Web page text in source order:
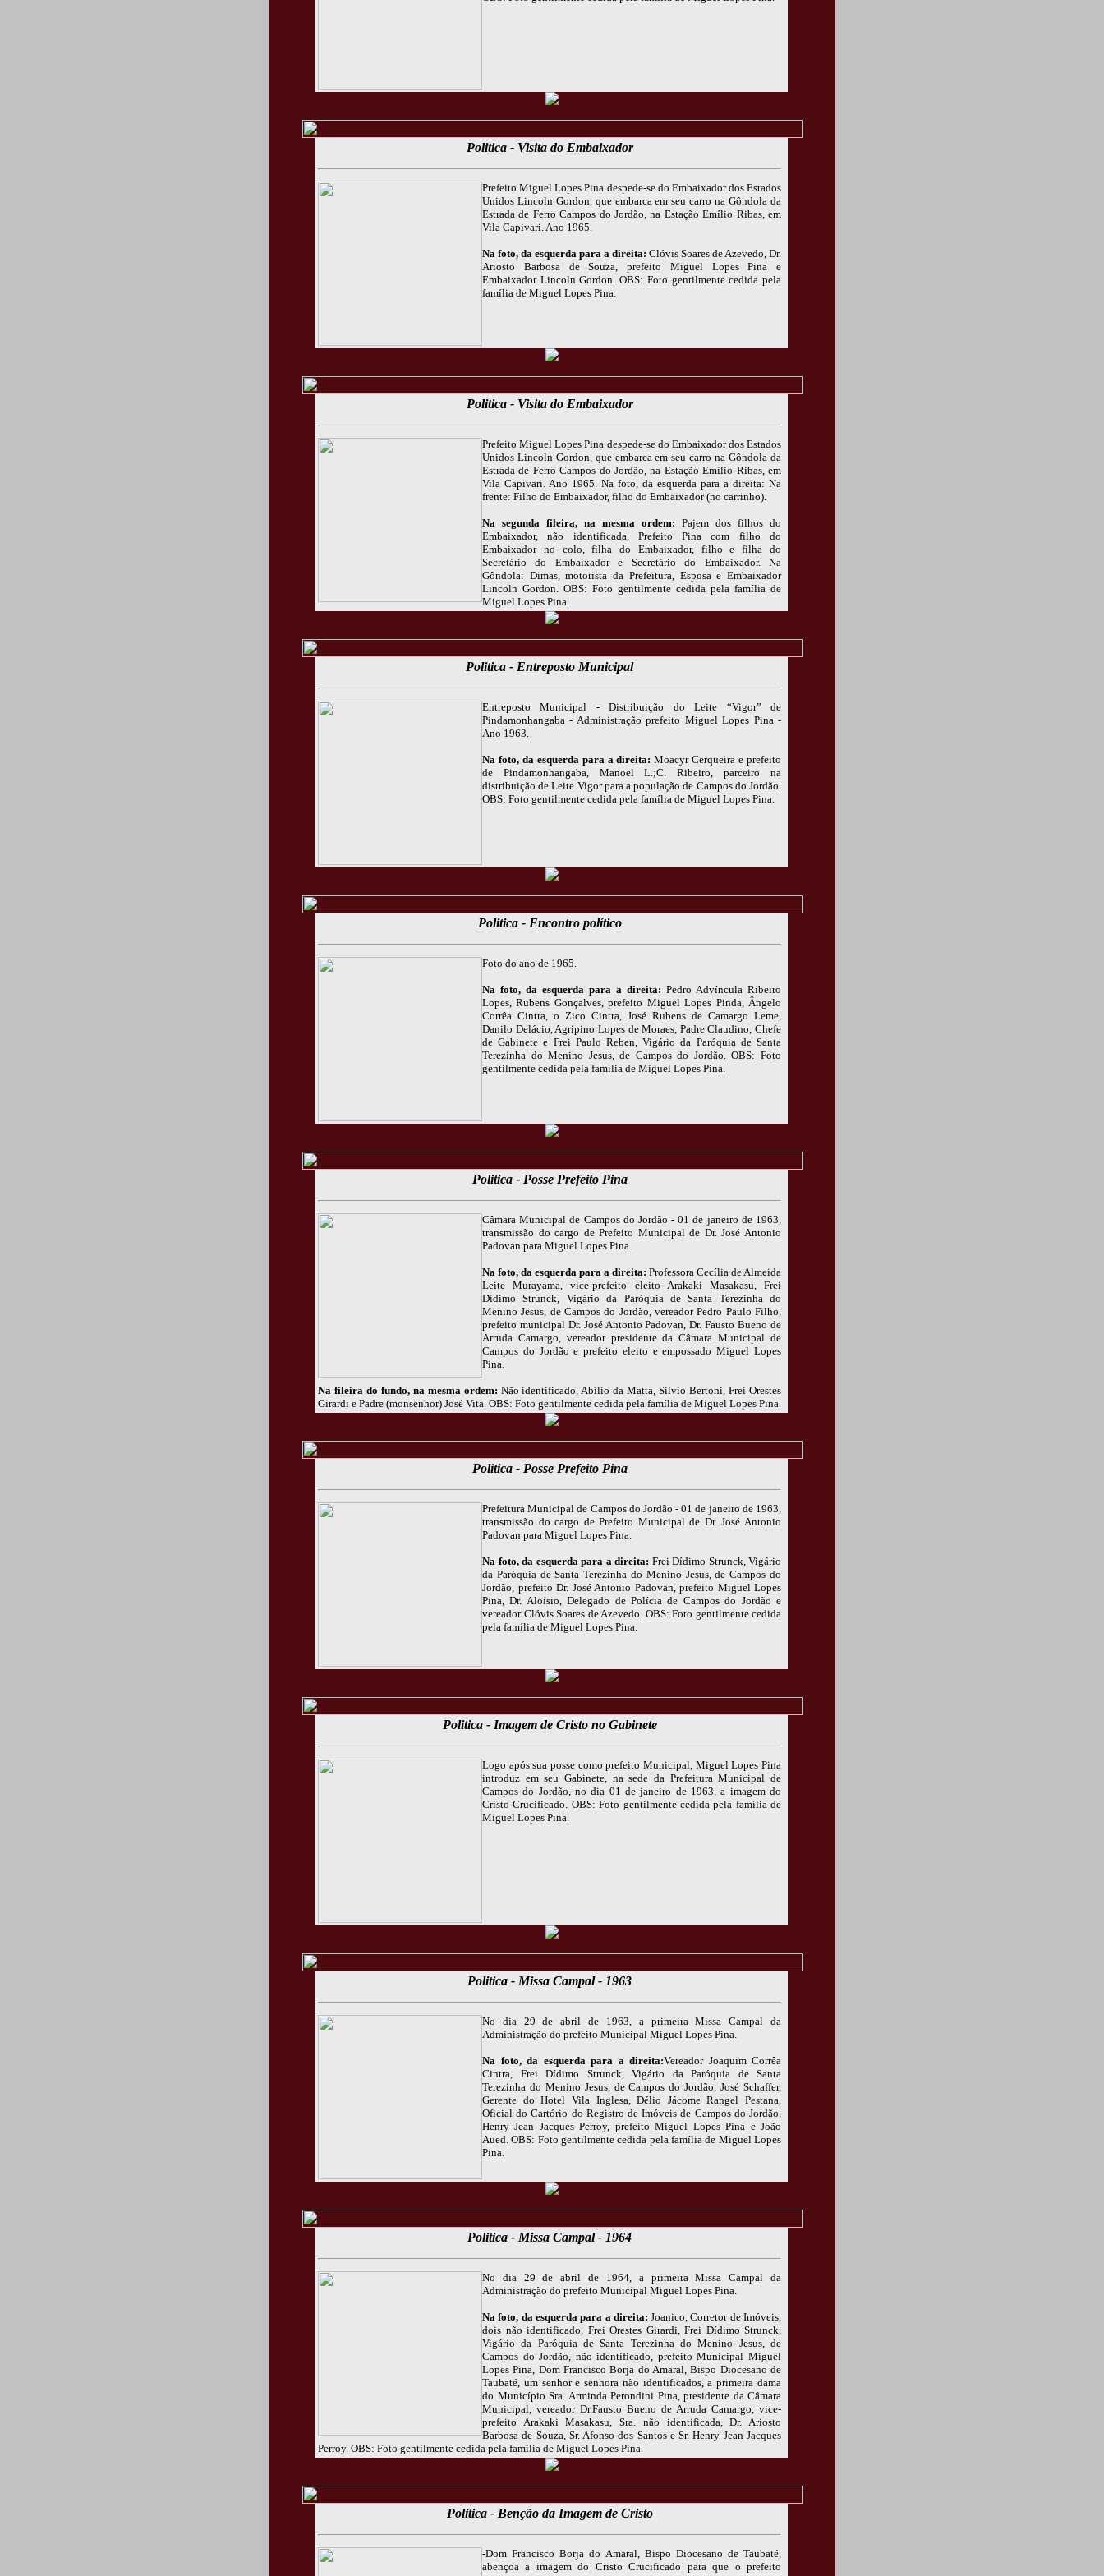
Politica - Visita do Embaixador
Prefeito Miguel Lopes Pina despede-se do Embaixador dos Estados
Unidos Lincoln Gordon, que embarca em seu carro na Gôndola da
Estrada de Ferro Campos do Jordão, na Estação Emílio Ribas, em
Vila Capivari. Ano 1965.
Na foto, da esquerda para a direita: Clóvis Soares de Azevedo, Dr.
Ariosto Barbosa de Souza, prefeito Miguel Lopes Pina e
Embaixador Lincoln Gordon. OBS: Foto gentilmente cedida pela
família de Miguel Lopes Pina.
Politica - Visita do Embaixador
Prefeito Miguel Lopes Pina despede-se do Embaixador dos Estados
Unidos Lincoln Gordon, que embarca em seu carro na Gôndola da
Estrada de Ferro Campos do Jordão, na Estação Emílio Ribas, em
Vila Capivari. Ano 1965. Na foto, da esquerda para a direita: Na
frente: Filho do Embaixador, filho do Embaixador (no carrinho).
Na segunda fileira, na mesma ordem: Pajem dos filhos do
Embaixador, não identificada, Prefeito Pina com filho do
Embaixador no colo, filha do Embaixador, filho e filha do
Secretário do Embaixador e Secretário do Embaixador. Na
Gôndola: Dimas, motorista da Prefeitura, Esposa e Embaixador
Lincoln Gordon. OBS: Foto gentilmente cedida pela família de
Miguel Lopes Pina.
Politica - Entreposto Municipal
Entreposto Municipal - Distribuição do Leite “Vigor” de
Pindamonhangaba - Administração prefeito Miguel Lopes Pina -
Ano 1963.
Na foto, da esquerda para a direita:Moacyr Cerqueira e prefeito
de Pindamonhangaba, Manoel L.;C. Ribeiro, parceiro na
distribuição de Leite Vigor para a população de Campos do Jordão.
OBS: Foto gentilmente cedida pela família de Miguel Lopes Pina.
Politica - Encontro político
Foto do ano de 1965.
Na foto, da esquerda para a direita: Pedro Advíncula Ribeiro
Lopes, Rubens Gonçalves, prefeito Miguel Lopes Pinda, Ângelo
Corrêa Cintra, o Zico Cintra, José Rubens de Camargo Leme,
Danilo Delácio, Agripino Lopes de Moraes, Padre Claudino, Chefe
de Gabinete e Frei Paulo Reben, Vigário da Paróquia de Santa
Terezinha do Menino Jesus, de Campos do Jordão. OBS: Foto
gentilmente cedida pela família de Miguel Lopes Pina.
Politica - Posse Prefeito Pina
Câmara Municipal de Campos do Jordão - 01 de janeiro de 1963,
transmissão do cargo de Prefeito Municipal de Dr. José Antonio
Padovan para Miguel Lopes Pina.
Na foto, da esquerda para a direita: Professora Cecília de Almeida
Leite Murayama, vice-prefeito eleito Arakaki Masakasu, Frei
Dídimo Strunck, Vigário da Paróquia de Santa Terezinha do
Menino Jesus, de Campos do Jordão, vereador Pedro Paulo Filho,
prefeito municipal Dr. José Antonio Padovan, Dr. Fausto Bueno de
Arruda Camargo, vereador presidente da Câmara Municipal de
Campos do Jordão e prefeito eleito e empossado Miguel Lopes
Pina.
Na fileira do fundo, na mesma ordem: Não identificado, Abílio da Matta, Silvio Bertoni, Frei Orestes
Girardi e Padre (monsenhor) José Vita. OBS: Foto gentilmente cedida pela família de Miguel Lopes Pina.
Politica - Posse Prefeito Pina
Prefeitura Municipal de Campos do Jordão - 01 de janeiro de 1963,
transmissão do cargo de Prefeito Municipal de Dr. José Antonio
Padovan para Miguel Lopes Pina.
Na foto, da esquerda para a direita: Frei Dídimo Strunck, Vigário
da Paróquia de Santa Terezinha do Menino Jesus, de Campos do
Jordão, prefeito Dr. José Antonio Padovan, prefeito Miguel Lopes
Pina, Dr. Aloísio, Delegado de Polícia de Campos do Jordão e
vereador Clóvis Soares de Azevedo. OBS: Foto gentilmente cedida
pela família de Miguel Lopes Pina.
Politica - Imagem de Cristo no Gabinete
Logo após sua posse como prefeito Municipal, Miguel Lopes Pina
introduz em seu Gabinete, na sede da Prefeitura Municipal de
Campos do Jordão, no dia 01 de janeiro de 1963, a imagem do
Cristo Crucificado. OBS: Foto gentilmente cedida pela família de
Miguel Lopes Pina.
Politica - Missa Campal - 1963
No dia 29 de abril de 1963, a primeira Missa Campal da
Administração do prefeito Municipal Miguel Lopes Pina.
Na foto, da esquerda para a direita:Vereador Joaquim Corrêa
Cintra, Frei Dídimo Strunck, Vigário da Paróquia de Santa
Terezinha do Menino Jesus, de Campos do Jordão, José Schaffer,
Gerente do Hotel Vila Inglesa, Délio Jácome Rangel Pestana,
Oficial do Cartório do Registro de Imóveis de Campos do Jordão,
Henry Jean Jacques Perroy, prefeito Miguel Lopes Pina e João
Aued. OBS: Foto gentilmente cedida pela família de Miguel Lopes
Pina.
Politica - Missa Campal - 1964
No dia 29 de abril de 1964, a primeira Missa Campal da
Administração do prefeito Municipal Miguel Lopes Pina.
Na foto, da esquerda para a direita: Joanico, Corretor de Imóveis,
dois não identificado, Frei Orestes Girardi, Frei Dídimo Strunck,
Vigário da Paróquia de Santa Terezinha do Menino Jesus, de
Campos do Jordão, não identificado, prefeito Municipal Miguel
Lopes Pina, Dom Francisco Borja do Amaral, Bispo Diocesano de
Taubaté, um senhor e senhora não identificados, a primeira dama
do Município Sra. Arminda Perondini Pina, presidente da Câmara
Municipal, vereador Dr.Fausto Bueno de Arruda Camargo, vice-
prefeito Arakaki Masakasu, Sra. não identificada, Dr. Ariosto
Barbosa de Souza, Sr. Afonso dos Santos e Sr. Henry Jean Jacques
Perroy. OBS: Foto gentilmente cedida pela família de Miguel Lopes Pina.
Politica - Benção da Imagem de Cristo
-Dom Francisco Borja do Amaral, Bispo Diocesano de Taubaté,
abençoa a imagem do Cristo Crucificado para que o prefeito